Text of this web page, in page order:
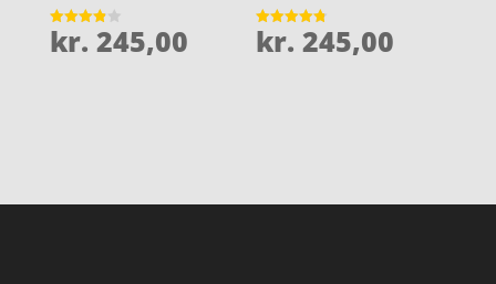
Vurderet
3.9
kr. 245,00
Vurderet
4.8
kr. 245,00